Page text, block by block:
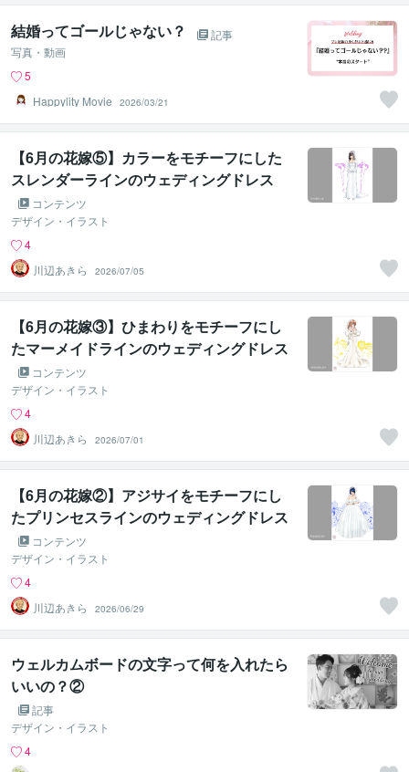
結婚ってゴールじゃない？
記事
写真・動画
5
Happylity Movie
2026/03/21
【6月の花嫁⑤】カラーをモチーフにした
スレンダーラインのウェディングドレス
コンテンツ
デザイン・イラスト
4
川辺あきら
2026/07/05
【6月の花嫁③】ひまわりをモチーフにし
たマーメイドラインのウェディングドレス
コンテンツ
デザイン・イラスト
4
川辺あきら
2026/07/01
【6月の花嫁②】アジサイをモチーフにし
たプリンセスラインのウェディングドレス
コンテンツ
デザイン・イラスト
4
川辺あきら
2026/06/29
ウェルカムボードの文字って何を入れたら
いいの？②
記事
デザイン・イラスト
4